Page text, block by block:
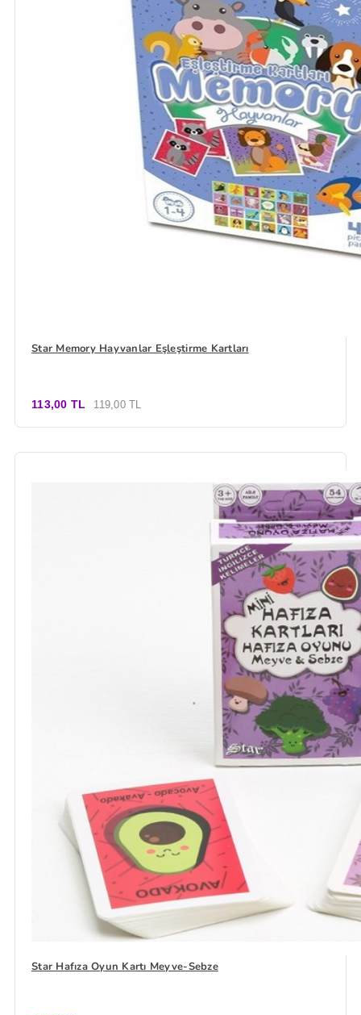
Star Memory Hayvanlar Eşleştirme Kartları
113,00 TL 119,00 TL
Star Hafıza Oyun Kartı Meyve-Sebze